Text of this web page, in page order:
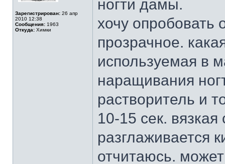
Зарегистрирован: 26 апр
2010 12:38
Сообщения: 1963
Откуда: Химки
ногти дамы.
хочу опробовать
прозрачное.
используемая в
наращивания
растворитель и
10-15 сек.
разглаживается
отчитаюсь.